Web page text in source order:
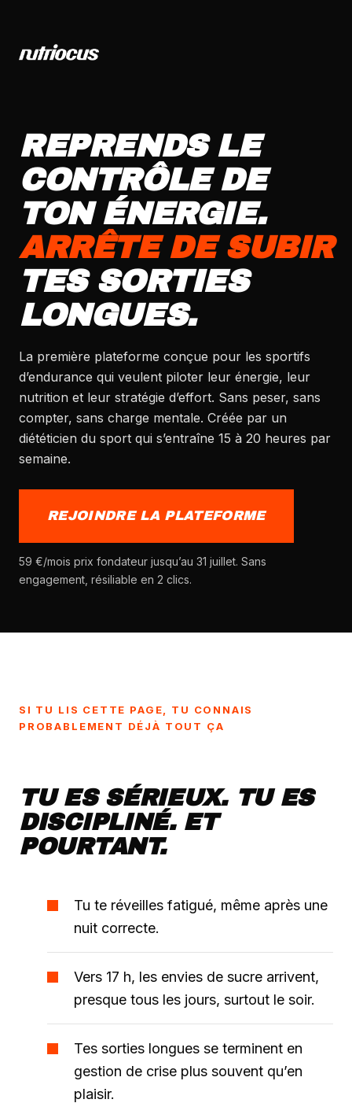
contenu
REPRENDS LE
CONTRÔLE DE
TON ÉNERGIE.
ARRÊTE DE SUBIR
TES SORTIES
LONGUES.
La première plateforme conçue pour les sportifs
d’endurance qui veulent piloter leur énergie, leur
nutrition et leur stratégie d’effort. Sans peser, sans
compter, sans charge mentale. Créée par un
diététicien du sport qui s’entraîne 15 à 20 heures par
semaine.
REJOINDRE LA PLATEFORME
59 €/mois prix fondateur jusqu’au 31 juillet. Sans
engagement, résiliable en 2 clics.
SI TU LIS CETTE PAGE, TU CONNAIS
PROBABLEMENT DÉJÀ TOUT ÇA
TU ES SÉRIEUX. TU ES
DISCIPLINÉ. ET
POURTANT.
Tu te réveilles fatigué, même après une
nuit correcte.
Vers 17 h, les envies de sucre arrivent,
presque tous les jours, surtout le soir.
Tes sorties longues se terminent en
gestion de crise plus souvent qu’en
plaisir.